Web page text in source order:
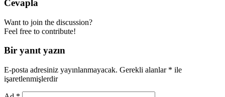
Cevapla
Want to join the discussion?
Feel free to contribute!
Bir yanıt yazın
E-posta adresiniz yayınlanmayacak. Gerekli alanlar * ile
işaretlenmişlerdir